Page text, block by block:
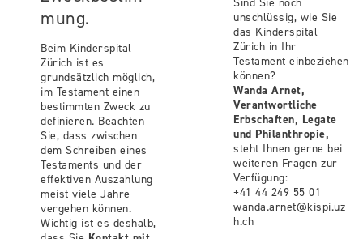
mung.
Beim Kinderspital
Zürich ist es
grundsätzlich möglich,
im Testament einen
bestimmten Zweck zu
definieren. Beachten
Sie, dass zwischen
dem Schreiben eines
Testaments und der
effektiven Auszahlung
meist viele Jahre
vergehen können.
Wichtig ist es deshalb,
Sind Sie noch
unschlüssig, wie Sie
das Kinderspital
Zürich in Ihr
Testament einbeziehen
können?
Wanda Arnet,
Verantwortliche
Erbschaften, Legate
und Philanthropie,
steht Ihnen gerne bei
weiteren Fragen zur
Verfügung:
+41 44 249 55 01
wanda.arnet@kispi.uz
h.ch